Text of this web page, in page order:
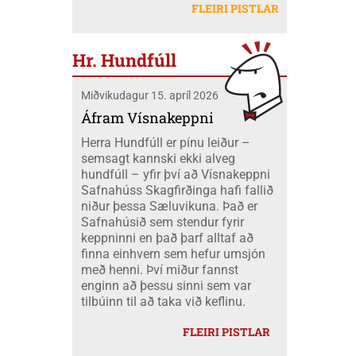
peningum. Væri ekki nær að nota þá
Mobeck kl. 15:00. Auk þess verður boðið
Borghildi Óskarsdóttur, Ósk
Vilhjálmsdóttur og Huldu Ragnhildi
létu sig ekki vanta þangað og fóru átta
Við áttum einnig fólk í fjölskyldubúðum,
fengum aukahendur til að aðstoða í
"matartjaldinu" og síðan komu margir úr
félaginu okkar í heimsókn til okkar á
opna deginum. Landsmót skáta er
stærsti viðburður skátahreyfingarinnar
og voru að þessu sinni um 1100
þátttakendur frá fjöldamörgum þjóðum
en flestir af erlendu skátunum komu frá
Kanada eða um 400 skátar.
FLEIRI PISTLAR
Hr. Hundfúll
Miðvikudagur 15. apríl 2026
Áfram Vísnakeppni
Herra Hundfúll er pínu leiður –
semsagt kannski ekki alveg
hundfúll – yfir því að Vísnakeppni
Safnahúss Skagfirðinga hafi fallið
niður þessa Sæluvikuna. Það er
Safnahúsið sem stendur fyrir
keppninni en það þarf alltaf að
finna einhvern sem hefur umsjón
með henni. Því miður fannst
enginn að þessu sinni sem var
tilbúinn til að taka við keflinu.
FLEIRI PISTLAR